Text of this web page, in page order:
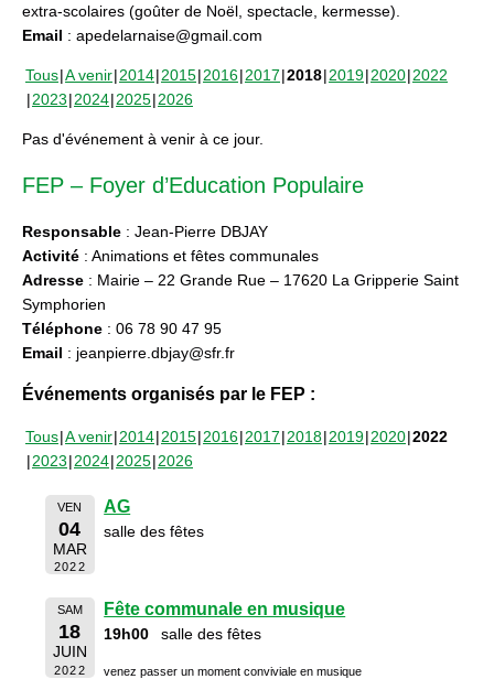
extra-scolaires (goûter de Noël, spectacle, kermesse).
Email : apedelarnaise@gmail.com
Tous A venir 2014 2015 2016 2017 2018 2019 2020 2022
2023 2024 2025 2026
Pas d'événement à venir à ce jour.
FEP – Foyer d’Education Populaire
Responsable : Jean-Pierre DBJAY
Activité : Animations et fêtes communales
Adresse : Mairie – 22 Grande Rue – 17620 La Gripperie Saint
Symphorien
Téléphone : 06 78 90 47 95
Email : jeanpierre.dbjay@sfr.fr
Événements organisés par le FEP :
Tous A venir 2014 2015 2016 2017 2018 2019 2020 2022
2023 2024 2025 2026
VEN
04
MAR
2022
AG
salle des fêtes
SAM
18
JUIN
2022
Fête communale en musique
19h00 salle des fêtes
venez passer un moment conviviale en musique